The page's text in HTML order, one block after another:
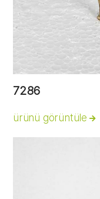
7286
ürünü görüntüle